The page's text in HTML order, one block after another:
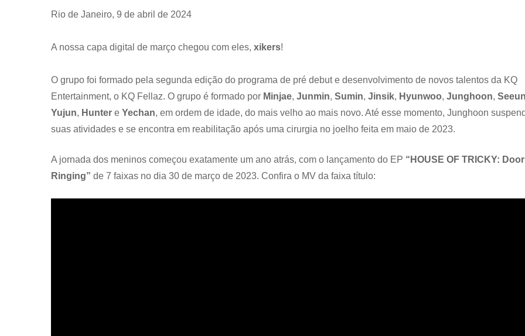
Rio de Janeiro, 9 de abril de 2024
A nossa capa digital de março chegou com eles, xikers!
O grupo foi formado pela segunda edição do programa de pré debut e desenvolvimento de novos talentos da KQ
Entertainment, o KQ Fellaz. O grupo é formado por Minjae, Junmin, Sumin, Jinsik, Hyunwoo, Junghoon,
Yujun, Hunter e Yechan, em ordem de idade, do mais velho ao mais novo. Até esse momento, Junghoon
suas atividades e se encontra em reabilitação após uma cirurgia no joelho feita em maio de 2023.
A jornada dos meninos começou exatamente um ano atrás, com o lançamento do EP “HOUSE OF TRICKY:
Ringing” de 7 faixas no dia 30 de março de 2023. Confira o MV da faixa título: